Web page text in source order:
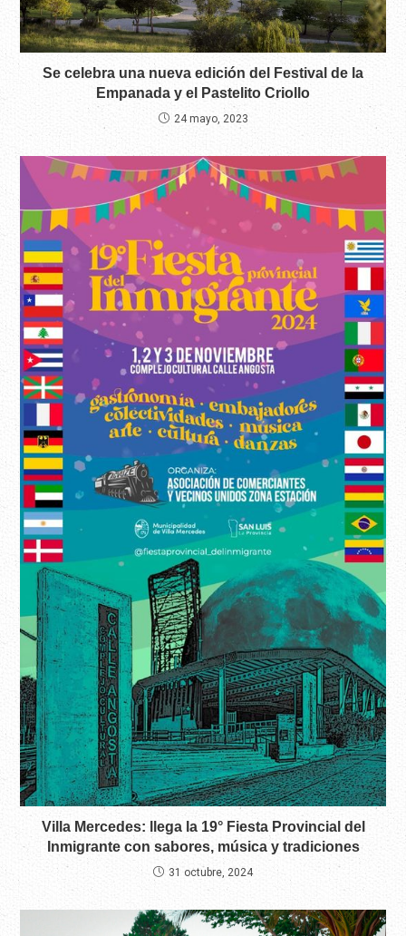
Se celebra una nueva edición del Festival de la
Empanada y el Pastelito Criollo
24 mayo, 2023
Villa Mercedes: llega la 19° Fiesta Provincial del
Inmigrante con sabores, música y tradiciones
31 octubre, 2024